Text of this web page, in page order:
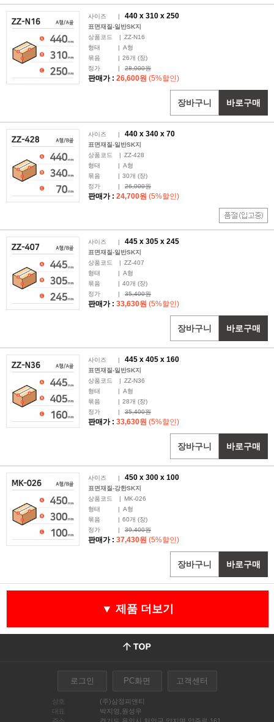
사이즈 440 x 310 x 250
표면재질-일반SK지
상품코드
ZZ-N16
형태
A형
묶음
26개 (장)
정가
28,000원
판매가 : 26,600원 (5%할인)
바로구매
장바구니
사이즈 440 x 340 x 70
표면재질-일반SK지
상품코드
ZZ-428
형태
A형
묶음
30개 (장)
정가
26,000원
판매가 : 24,700원 (5%할인)
사이즈 445 x 305 x 245
표면재질-일반SK지
상품코드
ZZ-407
형태
A형
묶음
40개 (장)
정가
35,400원
판매가 : 33,630원 (5%할인)
바로구매
장바구니
사이즈 445 x 405 x 160
표면재질-일반SK지
상품코드
ZZ-N36
형태
A형
묶음
28개 (장)
정가
35,400원
판매가 : 33,630원 (5%할인)
바로구매
장바구니
사이즈 450 x 300 x 100
표면재질-강한SK지
상품코드
MK-026
형태
A형
묶음
60개 (장)
정가
39,400원
판매가 : 37,430원 (5%할인)
바로구매
장바구니
▼ 제품 더보기
로그인 PC화면 고객센터
상호
(주)삼정피앤티
대표
박지영,원성우